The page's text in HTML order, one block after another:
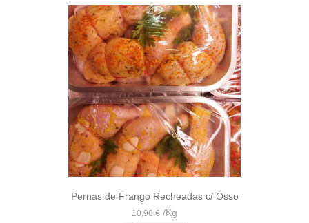
Pernas de Frango Recheadas c/ Osso
10,98 € /Kg